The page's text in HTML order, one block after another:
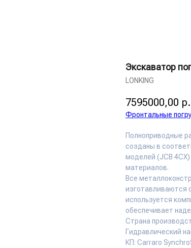
Экскаватор
LONKING
7595000,00 р.
Фронтальные
Полноприводные
созданы в
моделей (JCB
материалов.
Все
изготавливаются
используется
обеспечивает
Страна
Гидравлический
КП: Carraro